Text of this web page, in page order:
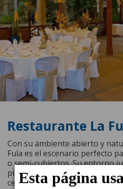
Restaurante La
Con su ambiente abierto y
Fula es el escenario perfecto
o semi-cubiertos. Su entorno
piscinas aporta frescura y luz,
celebración sea especial.